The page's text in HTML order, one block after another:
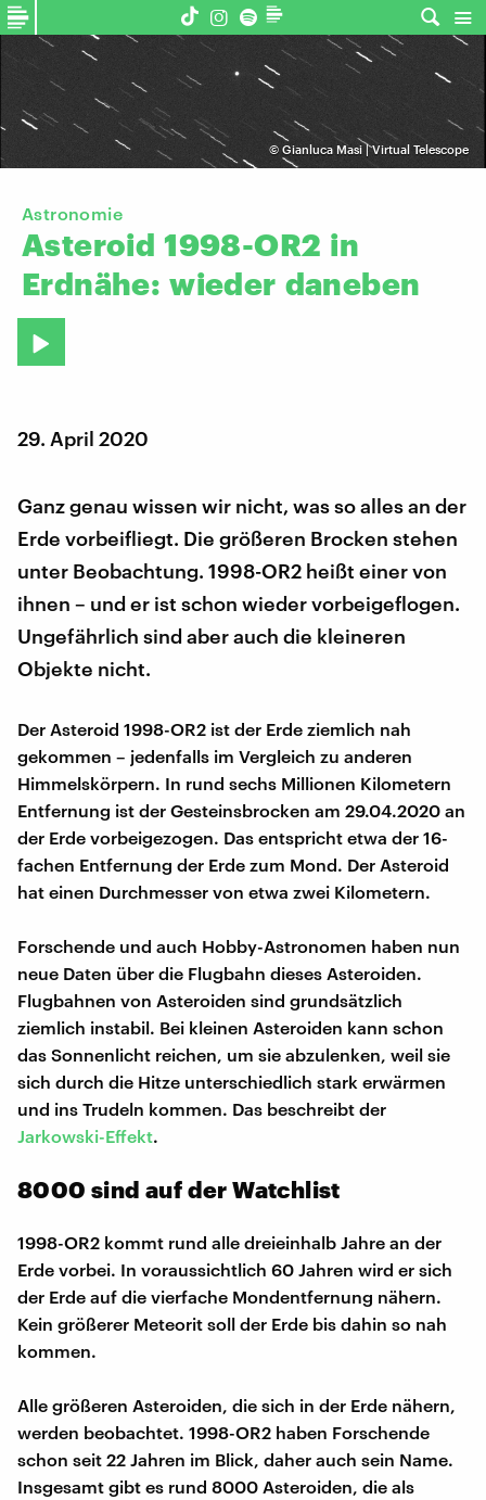
© Gianluca Masi | Virtual Telescope
Astronomie
Asteroid 1998-OR2 in
Erdnähe: wieder daneben
29. April 2020
Ganz genau wissen wir nicht, was so alles an der
Erde vorbeifliegt. Die größeren Brocken stehen
unter Beobachtung. 1998-OR2 heißt einer von
ihnen – und er ist schon wieder vorbeigeflogen.
Ungefährlich sind aber auch die kleineren
Objekte nicht.
Der Asteroid 1998-OR2 ist der Erde ziemlich nah
gekommen – jedenfalls im Vergleich zu anderen
Himmelskörpern. In rund sechs Millionen Kilometern
Entfernung ist der Gesteinsbrocken am 29.04.2020 an
der Erde vorbeigezogen. Das entspricht etwa der 16-
fachen Entfernung der Erde zum Mond. Der Asteroid
hat einen Durchmesser von etwa zwei Kilometern.
Forschende und auch Hobby-Astronomen haben nun
neue Daten über die Flugbahn dieses Asteroiden.
Flugbahnen von Asteroiden sind grundsätzlich
ziemlich instabil. Bei kleinen Asteroiden kann schon
das Sonnenlicht reichen, um sie abzulenken, weil sie
sich durch die Hitze unterschiedlich stark erwärmen
und ins Trudeln kommen. Das beschreibt der
Jarkowski-Effekt.
8000 sind auf der Watchlist
1998-OR2 kommt rund alle dreieinhalb Jahre an der
Erde vorbei. In voraussichtlich 60 Jahren wird er sich
der Erde auf die vierfache Mondentfernung nähern.
Kein größerer Meteorit soll der Erde bis dahin so nah
kommen.
Alle größeren Asteroiden, die sich in der Erde nähern,
werden beobachtet. 1998-OR2 haben Forschende
schon seit 22 Jahren im Blick, daher auch sein Name.
Insgesamt gibt es rund 8000 Asteroiden, die als